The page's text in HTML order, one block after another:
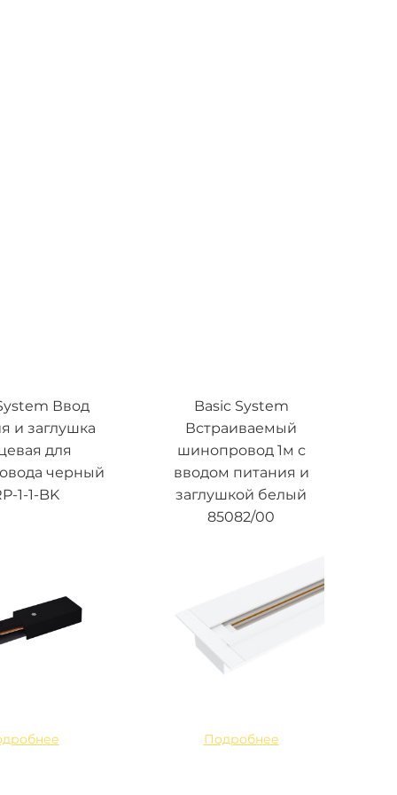
Ввод
и заглушка
для
черный
1-1-BK
Basic System
Встраиваемый
шинопровод 1м с
вводом питания и
заглушкой белый
85082/00
Подробнее